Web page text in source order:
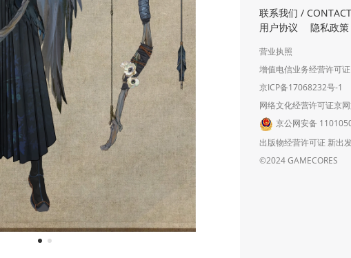
1 2
联系我们 /
用户协议
隐私政策
营业执照
增值电信业务经营许可
京ICP备17068232号-1
网络文化经营许可证京
京公网安备
出版物经营许可证 新出
©2024 GAMECORES